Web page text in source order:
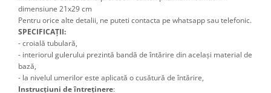
dimensiune 21x29 cm
Pentru orice alte detalii, ne puteti contacta pe whatsapp sau telefonic.
SPECIFICAȚII:
- croială tubulară,
- interiorul gulerului prezintă bandă de întărire din același material de
bază,
- la nivelul umerilor este aplicată o cusătură de întărire,
Instrucțiuni de întreținere: